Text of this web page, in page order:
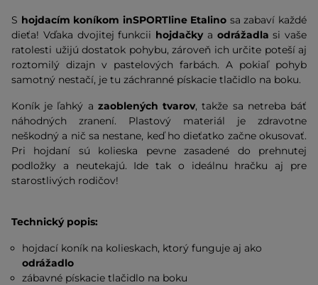
S hojdacím koníkom inSPORTline Etalino sa zabaví každé
dieťa! Vďaka dvojitej funkcii hojdačkya odrážadla si vaše
ratolesti užijú dostatok pohybu, zároveň ich určite poteší aj
roztomilý dizajn v pastelových farbách. A pokiaľ pohyb
samotný nestačí, je tu záchranné pískacie tlačidlo na boku.
Koník je ľahký a zaoblených tvarov, takže sa netreba báť
náhodných zranení. Plastový materiál je zdravotne
neškodný a nič sa nestane, keď ho dieťatko začne okusovať.
Pri hojdaní sú kolieska pevne zasadené do prehnutej
podložky a neutekajú. Ide tak o ideálnu hračku aj pre
starostlivých rodičov!
Technický popis:
hojdací koník na kolieskach, ktorý funguje aj ako
odrážadlo
zábavné pískacie tlačidlo na boku